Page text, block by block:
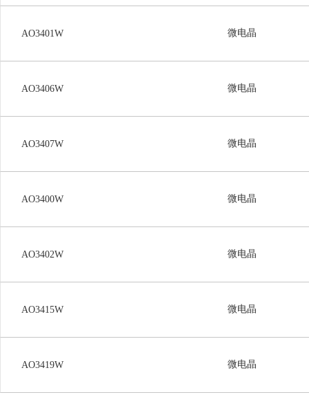
AO3401W 微电晶
AO3406W 微电晶
AO3407W 微电晶
AO3400W 微电晶
AO3402W 微电晶
AO3415W 微电晶
AO3419W 微电晶